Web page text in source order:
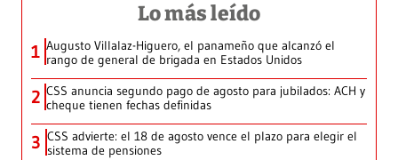
Lo más leído
1 Augusto Villalaz-Higuero, el panameño que alcanzó el
rango de general de brigada en Estados Unidos
2 CSS anuncia segundo pago de agosto para jubilados: ACH y
cheque tienen fechas definidas
3 CSS advierte: el 18 de agosto vence el plazo para elegir el
sistema de pensiones